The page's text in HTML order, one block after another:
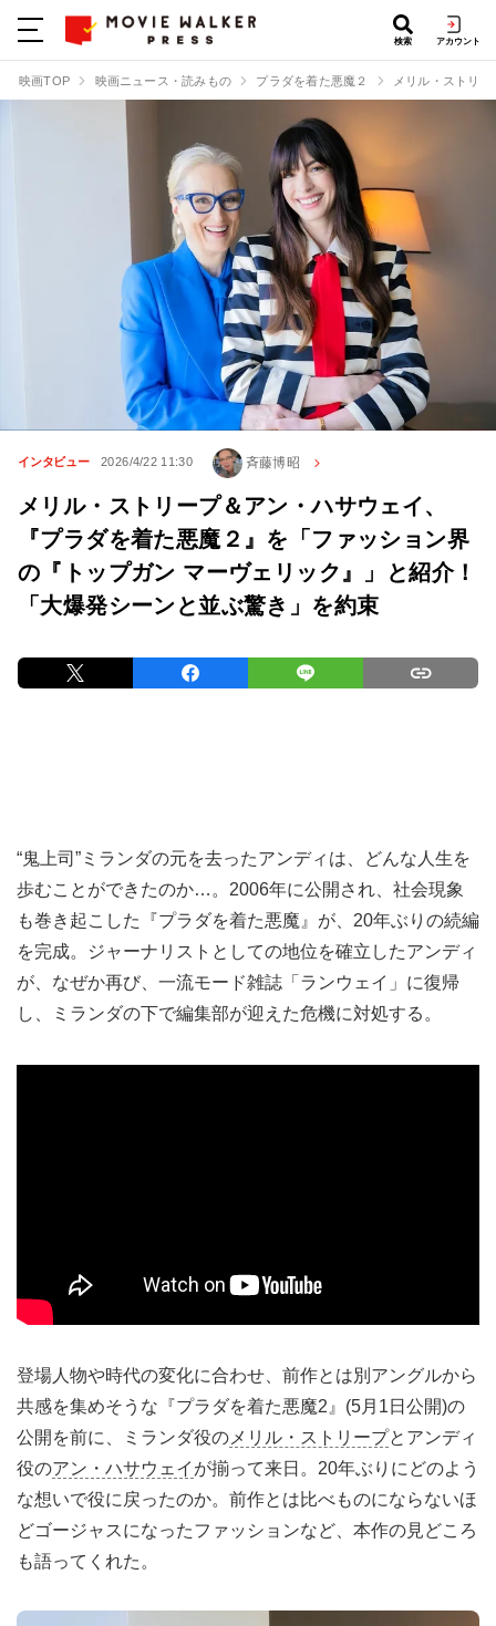
検索 アカウント
映画TOP 映画ニュース・読みもの プラダを着た悪魔２ メリル・ストリ
インタビュー 2026/4/22 11:30 斉藤博昭
メリル・ストリープ＆アン・ハサウェイ、
『プラダを着た悪魔２』を「ファッション界
の『トップガン マーヴェリック』」と紹介！
「大爆発シーンと並ぶ驚き」を約束
“鬼上司”ミランダの元を去ったアンディは、どんな人生を
歩むことができたのか…。2006年に公開され、社会現象
も巻き起こした『プラダを着た悪魔』が、20年ぶりの続編
を完成。ジャーナリストとしての地位を確立したアンディ
が、なぜか再び、一流モード雑誌「ランウェイ」に復帰
し、ミランダの下で編集部が迎えた危機に対処する。
登場人物や時代の変化に合わせ、前作とは別アングルから
共感を集めそうな『プラダを着た悪魔2』(5月1日公開)の
公開を前に、ミランダ役の メリル・ストリープとアンディ
役のアン・ハサウェイ が揃って来日。20年ぶりにどのよう
な想いで役に戻ったのか。前作とは比べものにならないほ
どゴージャスになったファッションなど、本作の見どころ
も語ってくれた。